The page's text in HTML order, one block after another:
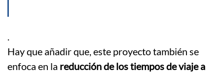
.
Hay que añadir que, este proyecto también se
enfoca en la reducción de los tiempos de viaje a